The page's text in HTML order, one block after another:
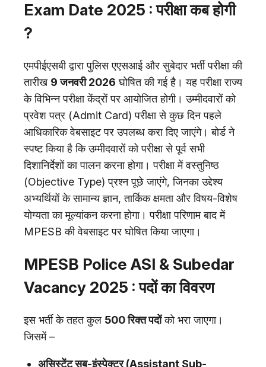
Exam Date 2025 : परीक्षा कब होगी
?
एमपीईएसबी द्वारा पुलिस एएसआई और सुबेदार भर्ती परीक्षा की
तारीख 9 जनवरी 2026 घोषित की गई है। यह परीक्षा राज्य
के विभिन्न परीक्षा केंद्रों पर आयोजित होगी। उम्मीदवारों को
प्रवेश पत्र (Admit Card) परीक्षा से कुछ दिन पहले
आधिकारिक वेबसाइट पर उपलब्ध करा दिए जाएंगे। बोर्ड ने
स्पष्ट किया है कि उम्मीदवारों को परीक्षा से पूर्व सभी
दिशानिर्देशों का पालन करना होगा। परीक्षा में वस्तुनिष्ठ
(Objective Type) प्रश्न पूछे जाएंगे, जिनका उद्देश्य
अभ्यर्थियों के सामान्य ज्ञान, तार्किक क्षमता और विषय-विशेष
योग्यता का मूल्यांकन करना होगा। परीक्षा परिणाम बाद में
MPESB की वेबसाइट पर घोषित किया जाएगा।
MPESB Police ASI & Subedar
Vacancy 2025 : पदों का विवरण
इस भर्ती के तहत कुल 500 रिक्त पदोंको भरा जाएगा।
जिसमें –
असिस्टेंट सब-इंस्पेक्टर (Assistant Sub-